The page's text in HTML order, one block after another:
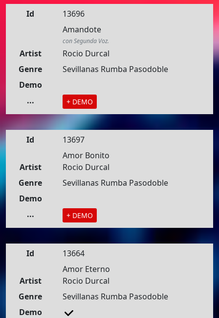
Id
13696
Amandote
con Segunda Voz.
Artist
Rocio Durcal
Genre
Sevillanas Rumba Pasodoble
Demo
...
+ DEMO
Id
13697
Amor Bonito
Artist
Rocio Durcal
Genre
Sevillanas Rumba Pasodoble
Demo
...
+ DEMO
Id
13664
Amor Eterno
Artist
Rocio Durcal
Genre
Sevillanas Rumba Pasodoble
Demo